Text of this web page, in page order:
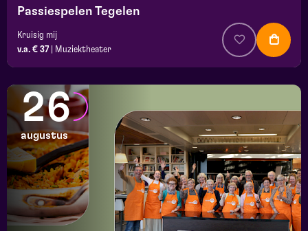
Passiespelen Tegelen
Kruisig mij
v.a. € 37
Muziektheater
26
augustus